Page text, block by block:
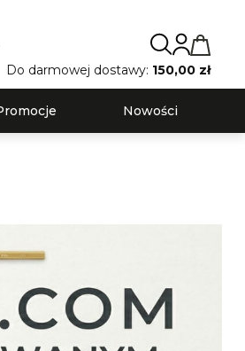
Do darmowej dostawy: 150,00 zł
Nowości